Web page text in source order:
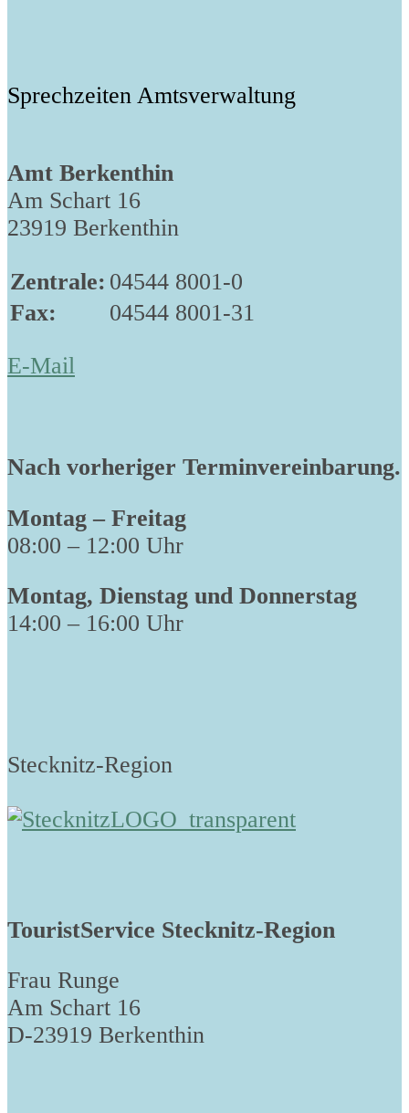
Sprechzeiten Amtsverwaltung
Amt Berkenthin
Am Schart 16
23919 Berkenthin
Zentrale: 04544 8001-0
Fax:
04544 8001-31
E-Mail
Nach vorheriger Terminvereinbarung.
Montag – Freitag
08:00 – 12:00 Uhr
Montag, Dienstag und Donnerstag
14:00 – 16:00 Uhr
Stecknitz-Region
TouristService Stecknitz-Region
Frau Runge
Am Schart 16
D-23919 Berkenthin